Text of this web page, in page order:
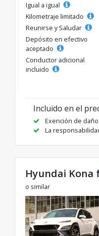
Igual a igual
Kilometraje limitado
Reunirse y Saludar
Depósito en efectivo
aceptado
Conductor adicional
incluido
Incluido en el
Exención de
La
Hyundai
o similar